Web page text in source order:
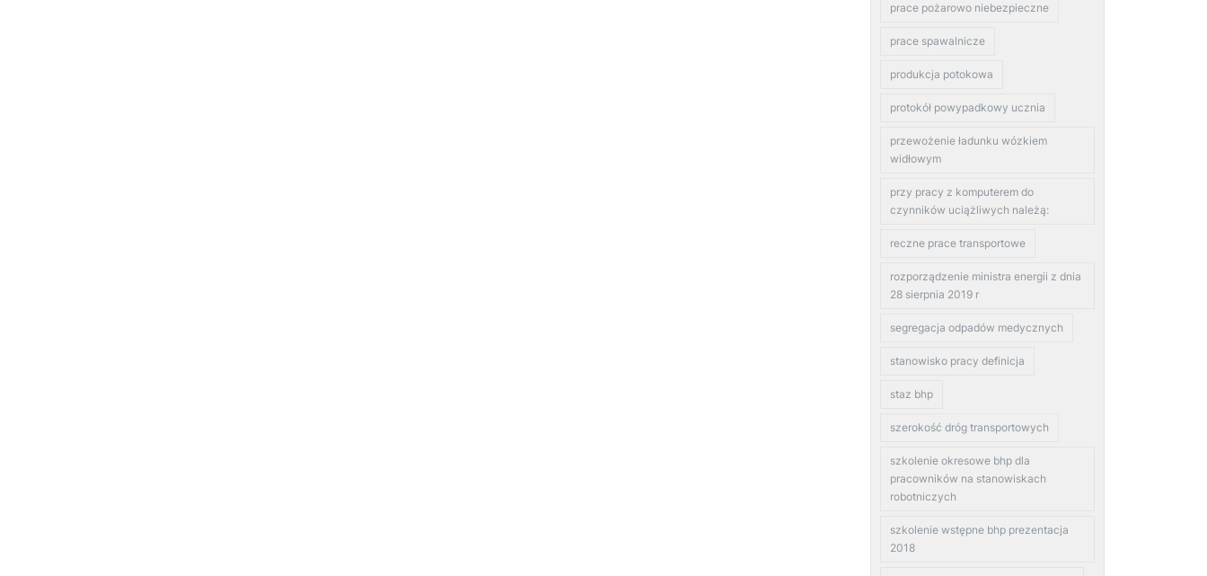
prace pożarowo niebezpieczne
prace spawalnicze
produkcja potokowa
protokół powypadkowy ucznia
przewożenie ładunku wózkiem
widłowym
przy pracy z komputerem do
czynników uciążliwych należą:
reczne prace transportowe
rozporządzenie ministra energii z dnia
28 sierpnia 2019 r
segregacja odpadów medycznych
stanowisko pracy definicja
staz bhp
szerokość dróg transportowych
szkolenie okresowe bhp dla
pracowników na stanowiskach
robotniczych
szkolenie wstępne bhp prezentacja
2018